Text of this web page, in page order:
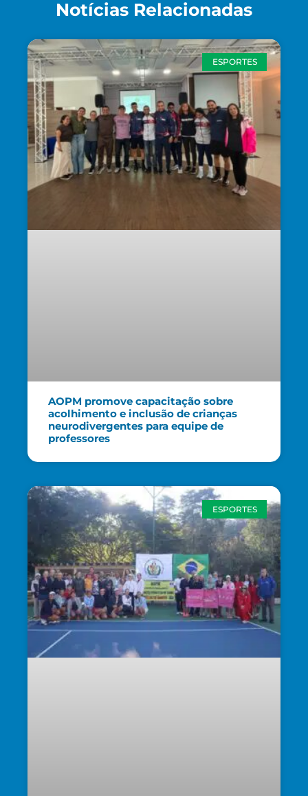
Notícias Relacionadas
ESPORTES
AOPM promove capacitação sobre
acolhimento e inclusão de crianças
neurodivergentes para equipe de
professores
ESPORTES